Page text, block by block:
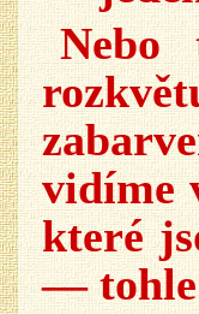
Nebo
vidíme
které
— tohle